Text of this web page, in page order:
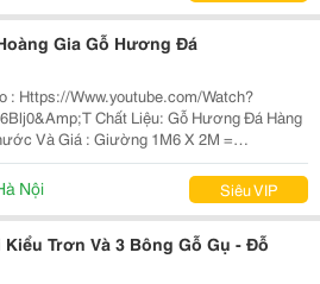
Gia Gỗ Hương Đá
: Https://Www.youtube.com/Watch?
Chất Liệu: Gỗ Hương Đá Hàng
Và Giá : Giường 1M6 X 2M =
Giường 1M8 X 2M = 29.000.000 Giường 2M
Giá Bán Đã Bao Gồm Sơn Pu Hoặc
~~~ &
Nội Siêu VIP
Kiểu Trơn Và 3 Bông Gỗ Gụ - Đỗ